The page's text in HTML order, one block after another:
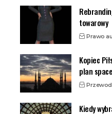
towarowy
Prawo
Kopiec
plan
Kiedy